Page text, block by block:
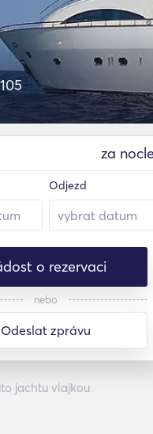
za
Odjezd
o rezervaci
nebo
Odeslat zprávu
jachtu vlajkou